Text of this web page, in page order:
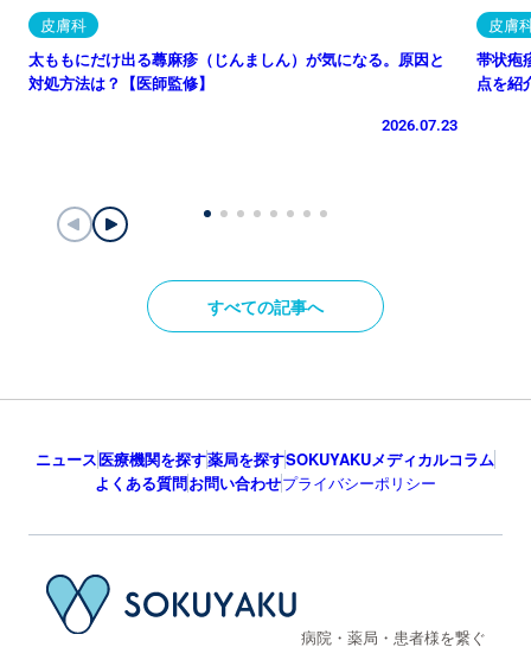
皮膚科
太ももにだけ出る蕁麻疹（じんましん）が気になる。原因と
対処方法は？【医師監修】
2026.07.23
皮膚
帯状疱
点を紹
すべての記事へ
ニュース医療機関を探す薬局を探すSOKUYAKUメディカルコラム
よくある質問お問い合わせプライバシーポリシー
病院・薬局・患者様を繋ぐ